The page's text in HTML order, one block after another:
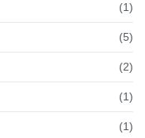
(1)
(5)
(2)
(1)
(1)